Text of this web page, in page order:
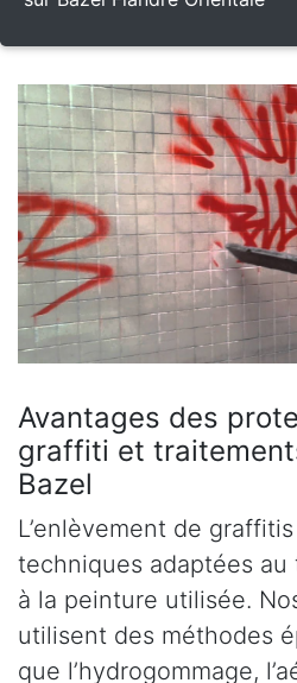
Avantages des
graffiti et
Bazel
L’enlèvement de
techniques adaptées
à la peinture utilisée.
utilisent des méthodes
que l’hydrogommage,